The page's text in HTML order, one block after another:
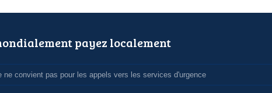
payez localement
ne convient pas pour les appels vers les services d'urgence